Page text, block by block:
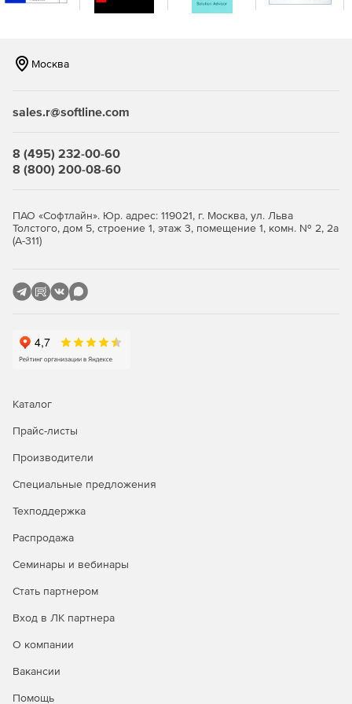
соблюдения сроков с уведомлениями и отчетностью.
отчеты по документообороту и эффективности
процессов для принятия решений на основе данных.
Безопасность данных. Многоуровневая защита
информации: шифрование, аудит действий
Управление делами
формировать номенклатуру дел в электронном виде;
текущее местоположение и статус (на согласовании, в
оперативно формировать дела для передачи в архив
быстрый доступ к истории их обработки.
сотрудников, работающих с документами:
Москва
sales.r@softline.com
8 (495) 232-00-60
8 (800) 200-08-60
ПАО «Софтлайн». Юр. адрес: 119021, г. Москва, ул. Льва
Толстого, дом 5, строение 1, этаж 3, помещение 1, комн. № 2, 2а
(А-311)
Каталог
Прайс-листы
Производители
Специальные предложения
Техподдержка
Распродажа
Семинары и вебинары
Стать партнером
Вход в ЛК партнера
О компании
Вакансии
Помощь